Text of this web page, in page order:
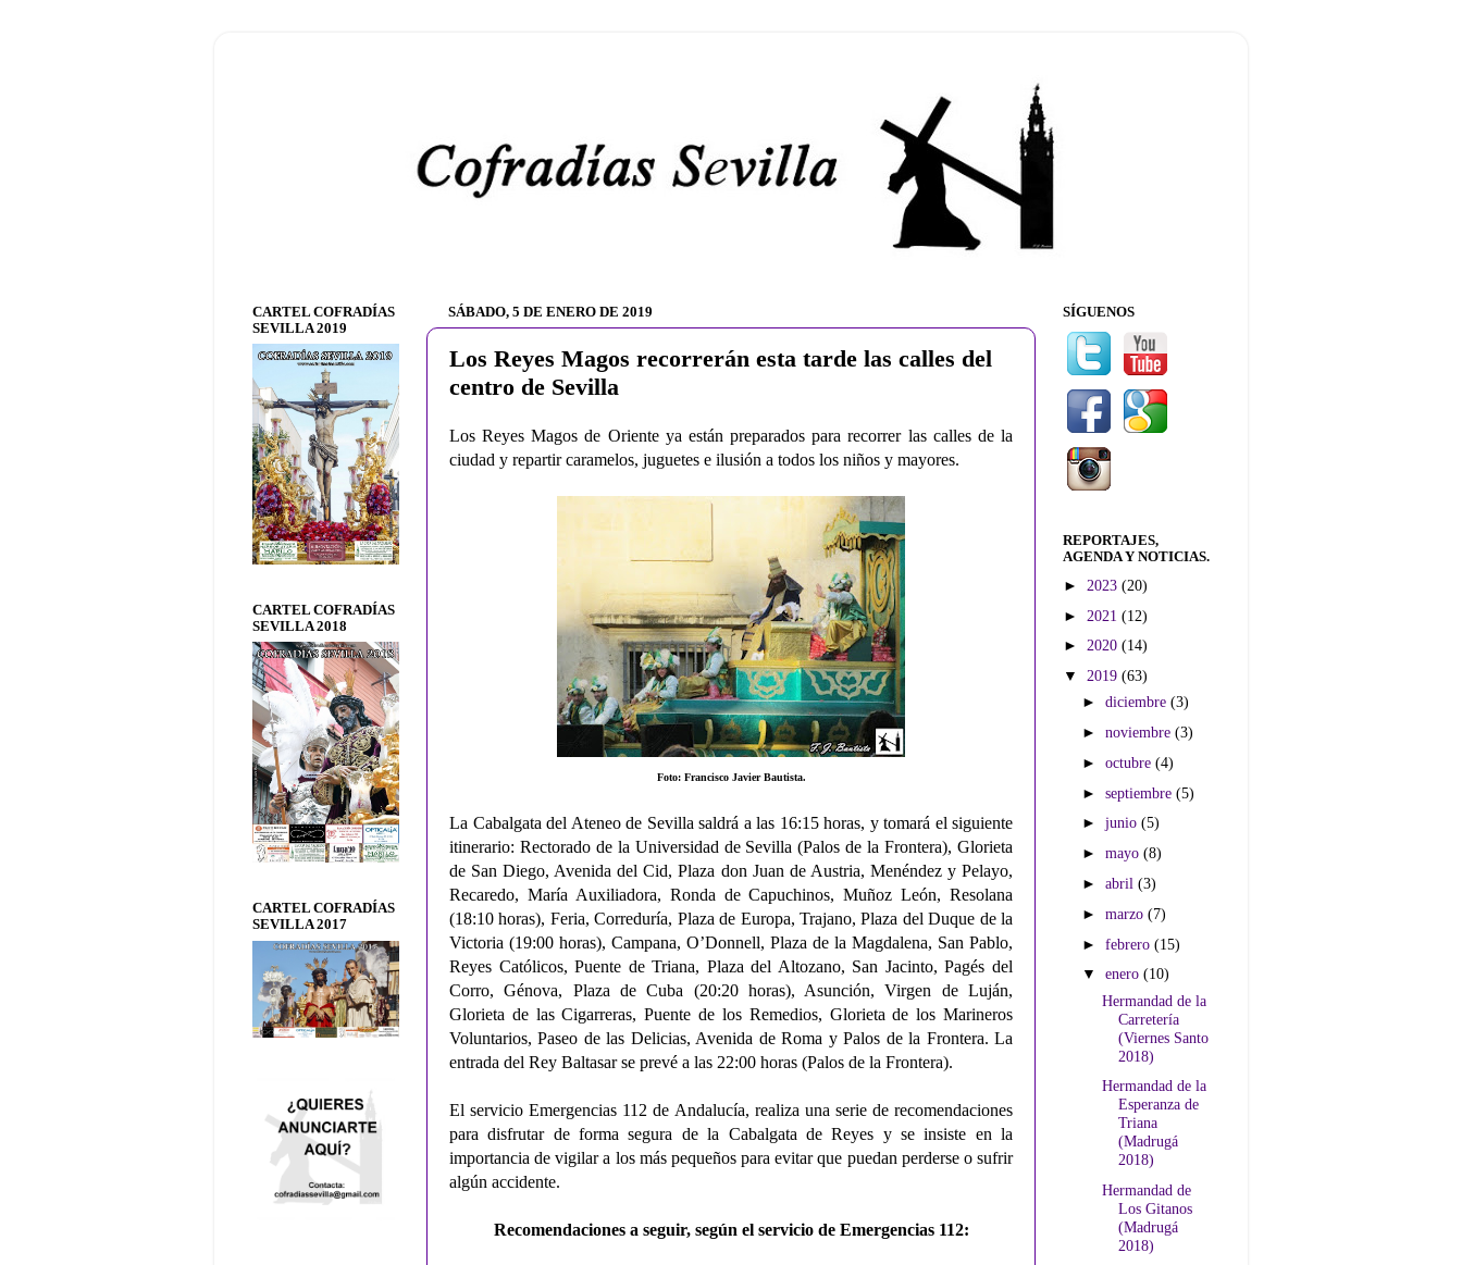
SÁBADO, 5 DE ENERO DE 2019
Los Reyes Magos recorrerán esta tarde las calles del
centro de Sevilla
Los Reyes Magos de Oriente ya están preparados para recorrer las calles de la
ciudad y repartir caramelos, juguetes e ilusión a todos los niños y mayores.
Foto: Francisco Javier Bautista.
La Cabalgata del Ateneo de Sevilla saldrá a las 16:15 horas, y tomará el siguiente
itinerario: Rectorado de la Universidad de Sevilla (Palos de la Frontera), Glorieta
de San Diego, Avenida del Cid, Plaza don Juan de Austria, Menéndez y Pelayo,
Recaredo, María Auxiliadora, Ronda de Capuchinos, Muñoz León, Resolana
(18:10 horas), Feria, Correduría, Plaza de Europa, Trajano, Plaza del Duque de la
Victoria (19:00 horas), Campana, O’Donnell, Plaza de la Magdalena, San Pablo,
Reyes Católicos, Puente de Triana, Plaza del Altozano, San Jacinto, Pagés del
Corro, Génova, Plaza de Cuba (20:20 horas), Asunción, Virgen de Luján,
Glorieta de las Cigarreras, Puente de los Remedios, Glorieta de los Marineros
Voluntarios, Paseo de las Delicias, Avenida de Roma y Palos de la Frontera. La
entrada del Rey Baltasar se prevé a las 22:00 horas (Palos de la Frontera).
El servicio Emergencias 112 de Andalucía, realiza una serie de recomendaciones
para disfrutar de forma segura de la Cabalgata de Reyes y se insiste en la
importancia de vigilar a los más pequeños para evitar que puedan perderse o sufrir
algún accidente.
Recomendaciones a seguir, según el servicio de Emergencias 112:
CARTEL COFRADÍAS
SEVILLA 2019
CARTEL COFRADÍAS
SEVILLA 2018
CARTEL COFRADÍAS
SEVILLA 2017
SÍGUENOS
REPORTAJES,
AGENDA Y NOTICIAS.
► 2023 (20)
► 2021 (12)
► 2020 (14)
▼ 2019 (63)
►diciembre(3)
►noviembre(3)
►octubre(4)
►septiembre(5)
►junio(5)
►mayo(8)
►abril(3)
►marzo(7)
►febrero(15)
▼enero(10)
Hermandad de la
Carretería
(Viernes Santo
2018)
Hermandad de la
Esperanza de
Triana
(Madrugá
2018)
Hermandad de
Los Gitanos
(Madrugá
2018)